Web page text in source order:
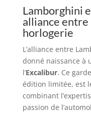
Lamborghini
alliance
horlogerie
L’alliance entre
donné naissance à
l’Excalibur. Ce
édition limitée, est
combinant
passion de